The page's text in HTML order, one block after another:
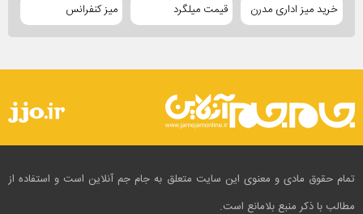
خرید میز اداری مدرن قیمت میلگرد میز کنفرانس
تمام حقوق مادی و معنوی این سایت متعلق به جام جم آنلاین است و استفاده از
مطالب با ذکر منبع بلامانع است.